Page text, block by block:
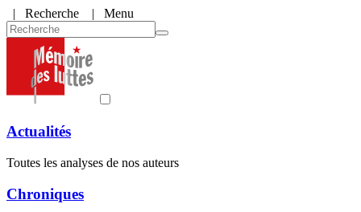
| Recherche | Menu
Actualités
Toutes les analyses de nos auteurs
Chroniques